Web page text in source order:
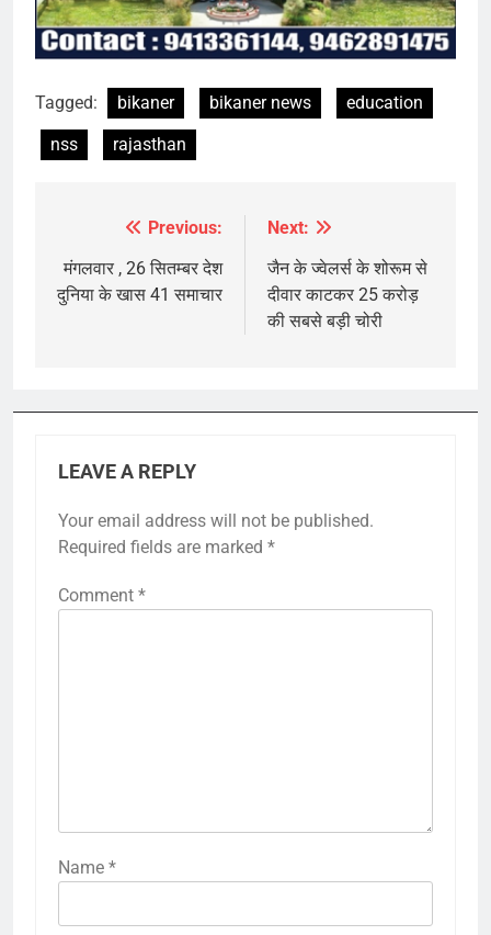
Tagged: bikaner bikaner news
education
nss
rajasthan
navigation
Previous:
मंगलवार , 26 सितम्बर देश
दुनिया के खास 41 समाचार
Next:
जैन के ज्वेलर्स के शोरूम से
दीवार काटकर 25 करोड़
की सबसे बड़ी चोरी
LEAVE A REPLY
Your email address will not be published.
Required fields are marked *
Comment *
Name *